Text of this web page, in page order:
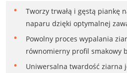
Tworzy trwałą i gęstą piankę
naparu dzięki optymalnej
Powolny proces wypalania
równomierny profil smakowy
Uniwersalna twardość ziarna